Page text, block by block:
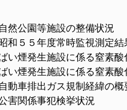
公園等施設の整備状況
５年度常時監視測定結
発生施設に係る窒素酸
発生施設に係る窒素酸
排出ガス規制経緯の概
関係事犯検挙状況